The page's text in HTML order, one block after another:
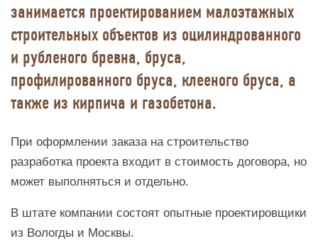
занимается проектированием малоэтажных
строительных объектов из оцилиндрованного
и рубленого бревна, бруса,
профилированного бруса, клееного бруса, а
также из кирпича и газобетона.
При оформлении заказа на строительство
разработка проекта входит в стоимость договора, но
может выполняться и отдельно.
В штате компании состоят опытные проектировщики
из Вологды и Москвы.